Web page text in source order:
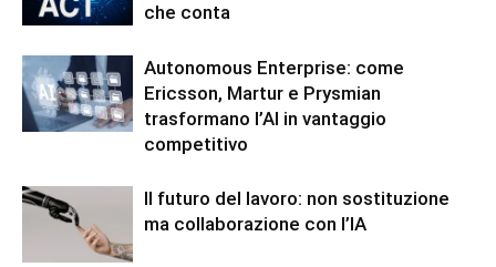
che conta
Autonomous Enterprise: come
Ericsson, Martur e Prysmian
trasformano l’AI in vantaggio
competitivo
Il futuro del lavoro: non sostituzione
ma collaborazione con l’IA